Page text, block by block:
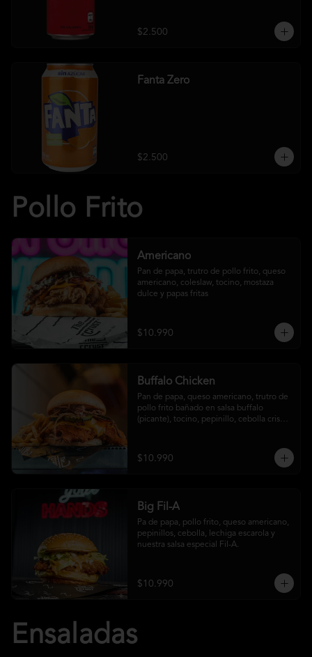
$2.500
Fanta Zero
$2.500
Pollo Frito
Americano
Pan de papa, trutro de pollo frito, queso
americano, coleslaw, tocino, mostaza
dulce y papas fritas
$10.990
Buffalo Chicken
Pan de papa, queso americano, trutro de
pollo frito bañado en salsa buffalo
(picante), tocino, pepinillo, cebolla crispy,
$10.990
Big Fil-A
Pa de papa, pollo frito, queso americano,
pepinillos, cebolla, lechiga escarola y
nuestra salsa especial Fil-A.
$10.990
Ensaladas